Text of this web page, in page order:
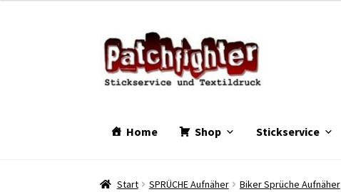
Zur
Navigation
springen
Zum
Inhalt
springen
Home Shop Stickservice
Start SPRÜCHE Aufnäher Biker Sprüche Aufnäher